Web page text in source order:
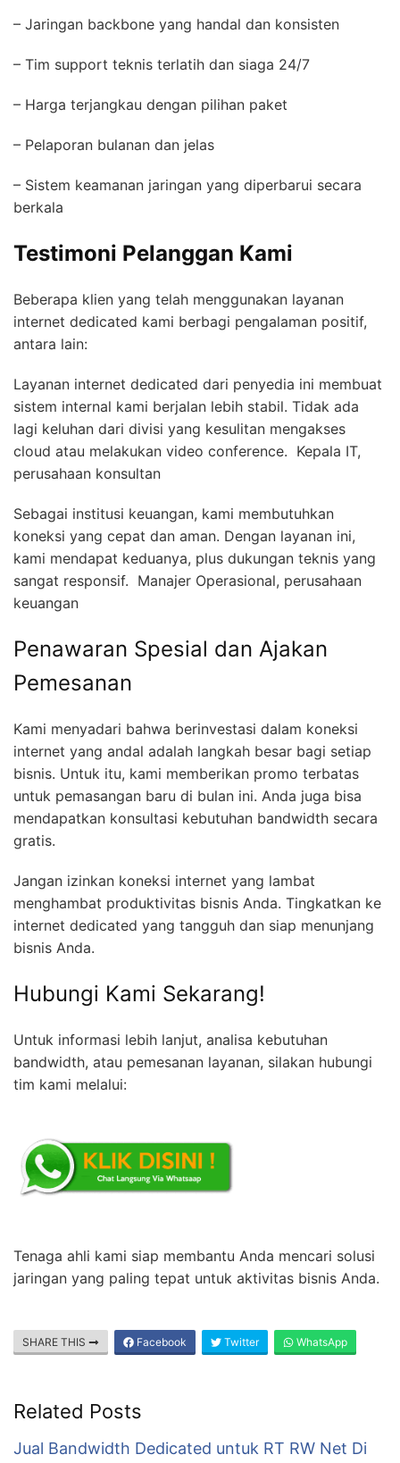
– Jaringan backbone yang handal dan konsisten
– Tim support teknis terlatih dan siaga 24/7
– Harga terjangkau dengan pilihan paket
– Pelaporan bulanan dan jelas
– Sistem keamanan jaringan yang diperbarui secara
berkala
Testimoni Pelanggan Kami
Beberapa klien yang telah menggunakan layanan
internet dedicated kami berbagi pengalaman positif,
antara lain:
Layanan internet dedicated dari penyedia ini membuat
sistem internal kami berjalan lebih stabil. Tidak ada
lagi keluhan dari divisi yang kesulitan mengakses
cloud atau melakukan video conference.  Kepala IT,
perusahaan konsultan
Sebagai institusi keuangan, kami membutuhkan
koneksi yang cepat dan aman. Dengan layanan ini,
kami mendapat keduanya, plus dukungan teknis yang
sangat responsif.  Manajer Operasional, perusahaan
keuangan
Penawaran Spesial dan Ajakan
Pemesanan
Kami menyadari bahwa berinvestasi dalam koneksi
internet yang andal adalah langkah besar bagi setiap
bisnis. Untuk itu, kami memberikan promo terbatas
untuk pemasangan baru di bulan ini. Anda juga bisa
mendapatkan konsultasi kebutuhan bandwidth secara
gratis.
Jangan izinkan koneksi internet yang lambat
menghambat produktivitas bisnis Anda. Tingkatkan ke
internet dedicated yang tangguh dan siap menunjang
bisnis Anda.
Hubungi Kami Sekarang!
Untuk informasi lebih lanjut, analisa kebutuhan
bandwidth, atau pemesanan layanan, silakan hubungi
tim kami melalui:
Tenaga ahli kami siap membantu Anda mencari solusi
jaringan yang paling tepat untuk aktivitas bisnis Anda.
SHARE THIS Facebook Twitter WhatsApp
Related Posts
Jual Bandwidth Dedicated untuk RT RW Net Di